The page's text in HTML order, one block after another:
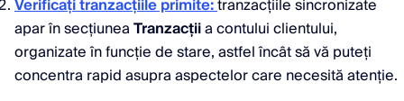
Verificați tranzacțiile primite:tranzacțiile sincronizate
apar în secțiuneaTranzacțiia contului clientului,
organizate în funcție de stare, astfel încât să vă puteți
concentra rapid asupra aspectelor care necesită atenție.